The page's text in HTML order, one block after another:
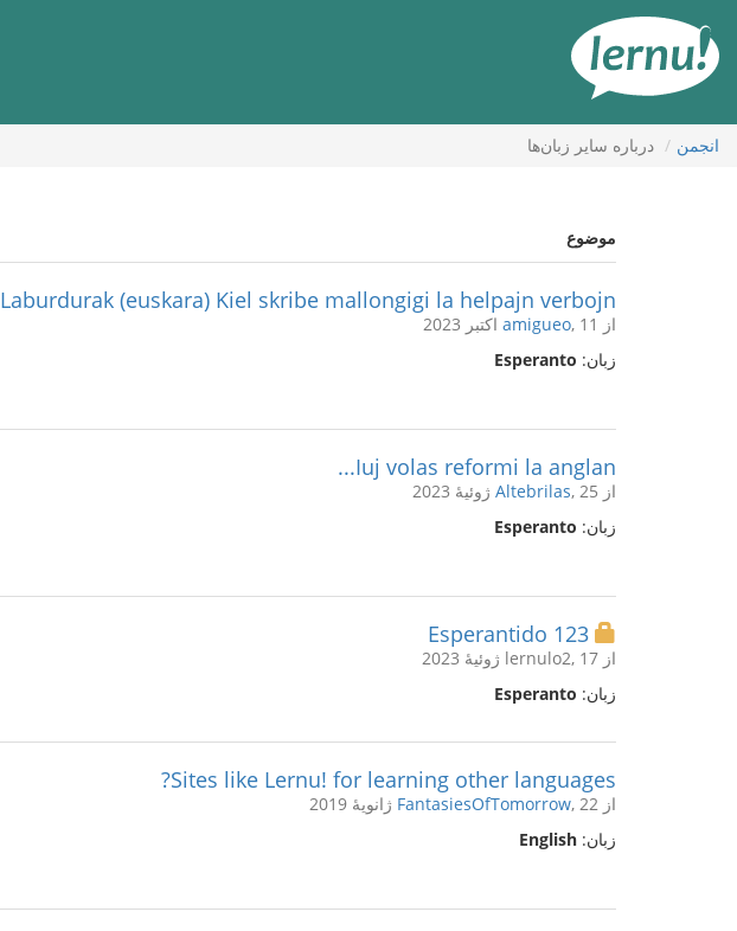
محتوا
انجمن درباره ساير زبان‌ها
موضوع
Laburdurak (euskara) Kiel skribe mallongigi la helpajn verbojn?.
از amigueo, 11 اکتبر 2023
زبان: Esperanto
Iuj volas reformi la anglan...
از Altebrilas, 25 ژوئیهٔ 2023
زبان: Esperanto
Esperantido 123
از lernulo2, 17 ژوئیهٔ 2023
زبان: Esperanto
Sites like Lernu! for learning other languages?
از FantasiesOfTomorrow, 22 ژانویهٔ 2019
زبان: English